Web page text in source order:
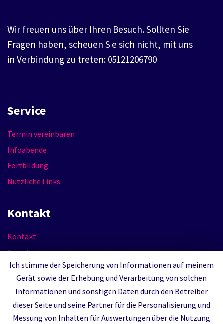
Wir freuen uns über Ihren Besuch. Sollten Sie
Fragen haben, scheuen Sie sich nicht, mit uns
in Verbindung zu treten: 05121206790
Service
Termin vereinbaren
Infoabende
Fortbildung
Nützliche Links
Kontakt
Kontakt
Sprechzeiten
Impressum
Ich stimme der Speicherung von Informationen auf meinem
Gerät sowie der Erhebung und Verarbeitung von solchen
Informationen und sonstigen Daten durch den Betreiber
dieser Seite und seine Partner für die Personalisierung und
Messung von Inhalten für Auswertungen über die Nutzung